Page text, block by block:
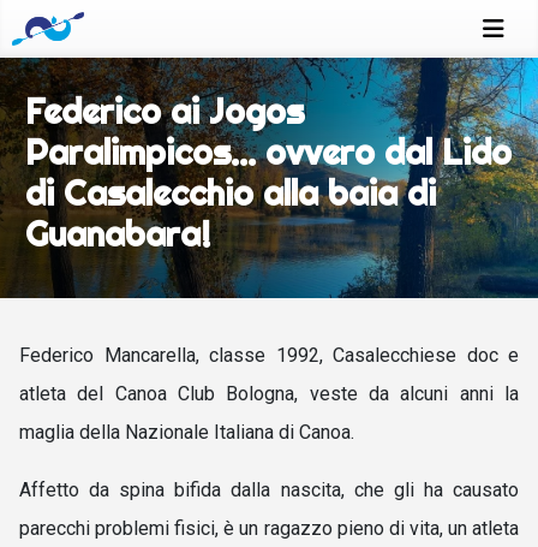
Federico ai Jogos
Paralimpicos... ovvero dal Lido
di Casalecchio alla baia di
Guanabara!
Federico Mancarella, classe 1992, Casalecchiese doc e
atleta del Canoa Club Bologna, veste da alcuni anni la
maglia della Nazionale Italiana di Canoa.
Affetto da spina bifida dalla nascita, che gli ha causato
parecchi problemi fisici, è un ragazzo pieno di vita, un atleta